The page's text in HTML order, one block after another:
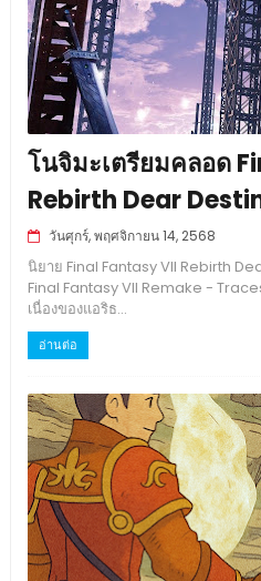
โนจิมะเตรียมคลอด
Rebirth Dear
วันศุกร์, พฤศจิกายน 14, 2568
นิยาย Final Fantasy VII Rebirth
Final Fantasy VII Remake -
เนื่องของแอริธ...
อ่านต่อ